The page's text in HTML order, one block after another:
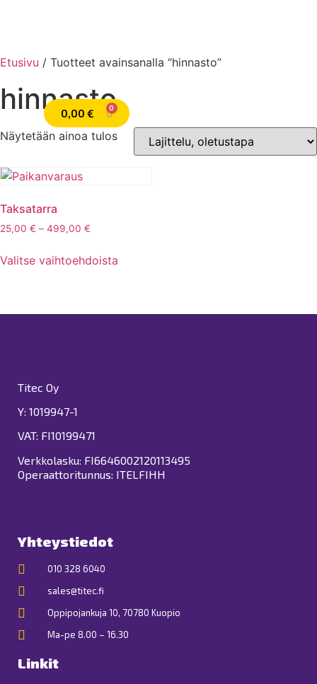
0,00 €
Etusivu / Tuotteet avainsanalla “hinnasto”
hinnasto
Näytetään ainoa tulos
Taksatarra
25,00 € – 499,00 €
Valitse vaihtoehdoista
Titec Oy
Y: 1019947-1
VAT: FI10199471
Verkkolasku: FI6646002120113495
Operaattoritunnus: ITELFIHH
Yhteystiedot
010 328 6040
sales@titec.fi
Oppipojankuja 10, 70780 Kuopio
Ma-pe 8.00 – 16.30
Linkit